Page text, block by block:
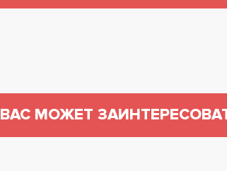
ВАС МОЖЕТ